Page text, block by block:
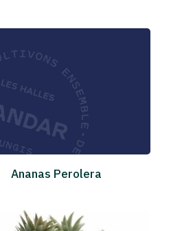
Ananas Perolera